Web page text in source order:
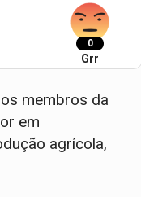
0
Grr
membros da
em
agrícola,